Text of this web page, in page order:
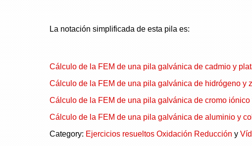
La notación simplificada de esta pila es:
Cálculo de la FEM de una pila galvánica de cadmio y
Cálculo de la FEM de una pila galvánica de hidrógeno y
Cálculo de la FEM de una pila galvánica de cromo iónico
Cálculo de la FEM de una pila galvánica de aluminio y
Category: Ejercicios resueltos Oxidación Reducción y